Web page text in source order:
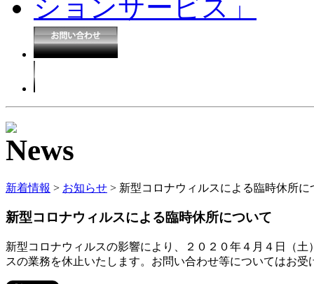
新着情報 > お知らせ > 新型コロナウィルスによる臨時休所に
新型コロナウィルスによる臨時休所について
新型コロナウィルスの影響により、２０２０年４月４日（
スの業務を休止いたします。お問い合わせ等についてはお